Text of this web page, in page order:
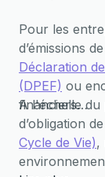
Pour les
d’émissions
Déclaration
(DPEF) ou
financiers…
A l'échelle du
d’obligation
Cycle de Vie),